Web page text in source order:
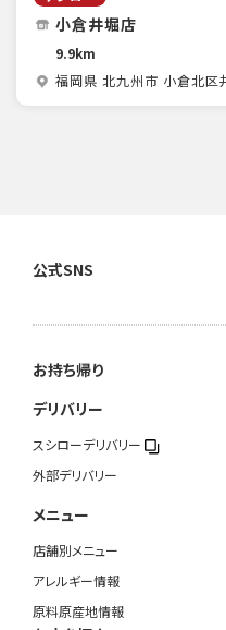
小倉井堀店
9.9km
福岡県 北九州市 小倉北区
公式SNS
お持ち帰り
デリバリー
スシローデリバリー
外部デリバリー
メニュー
店舗別メニュー
アレルギー情報
原料原産地情報